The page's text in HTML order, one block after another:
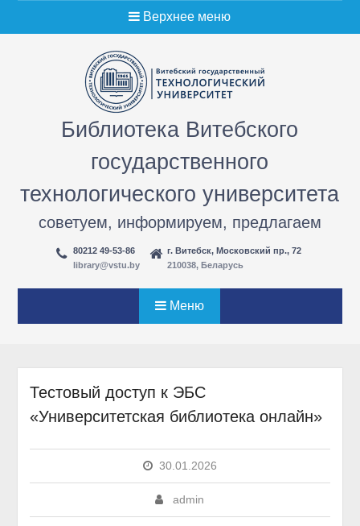
к
содержимому
Верхнее меню
Библиотека Витебского
государственного
технологического университета
советуем, информируем, предлагаем
80212 49-53-86
library@vstu.by
г. Витебск, Московский пр., 72
210038, Беларусь
Меню
Тестовый доступ к ЭБС
«Университетская библиотека онлайн»
30.01.2026
admin